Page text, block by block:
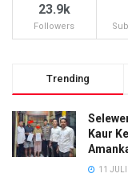
23.9k
Followers
Trending
Kaur
11